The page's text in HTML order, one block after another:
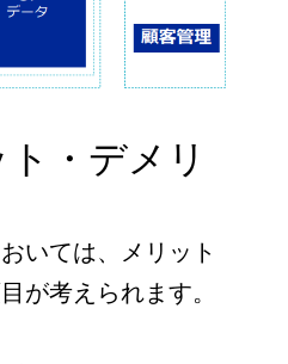
・デメリ
いては、メリット
が考えられます。